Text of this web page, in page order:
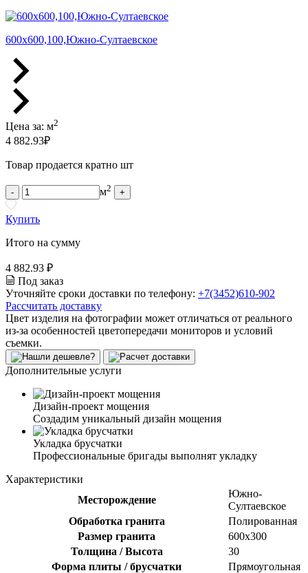
600х600,100,Южно-Султаевское
Цена за: м2
4 882.93₽
Товар продается кратно шт
- м2 +
Купить
Итого на сумму
4 882.93 ₽
Под заказ
Уточняйте сроки доставки по телефону: +7(3452)610-902
Рассчитать доставку
Цвет изделия на фотографии может отличаться от реального
из-за особенностей цветопередачи мониторов и условий
съемки.
Дополнительные услуги
Дизайн-проект мощения
Создадим уникальный дизайн мощения
Укладка брусчатки
Профессиональные бригады выполнят укладку
Характеристики
Месторождение
Южно-
Султаевское
Обработка гранита
Полированная
Размер гранита
600х300
Толщина / Высота
30
Форма плиты / брусчатки
Прямоугольная